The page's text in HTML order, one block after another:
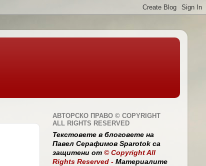
АВТОРСКО ПРАВО © COPYRIGHT
ALL RIGHTS RESERVED
Текстовете в блоговете на
Павел Серафимов Sparotok са
защитени от © Copyright All
Rights Reserved - Материалите